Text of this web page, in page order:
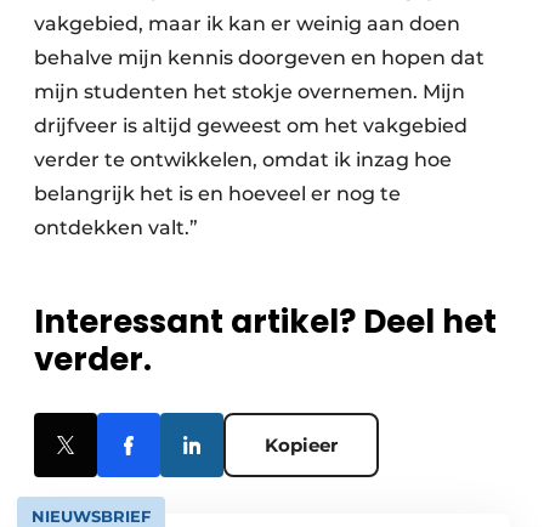
vakgebied, maar ik kan er weinig aan doen
behalve mijn kennis doorgeven en hopen dat
mijn studenten het stokje overnemen. Mijn
drijfveer is altijd geweest om het vakgebied
verder te ontwikkelen, omdat ik inzag hoe
belangrijk het is en hoeveel er nog te
ontdekken valt.”
Interessant artikel? Deel het
verder.
Kopieer
NIEUWSBRIEF